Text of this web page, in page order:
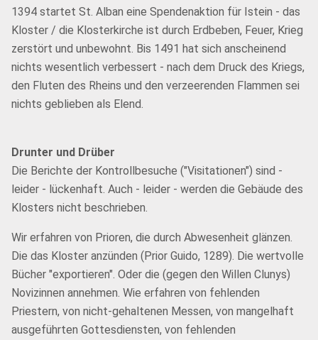
1394 startet St. Alban eine Spendenaktion für Istein - das
Kloster / die Klosterkirche ist durch Erdbeben, Feuer, Krieg
zerstört und unbewohnt. Bis 1491 hat sich anscheinend
nichts wesentlich verbessert - nach dem Druck des Kriegs,
den Fluten des Rheins und den verzeerenden Flammen sei
nichts geblieben als Elend.
Drunter und Drüber
Die Berichte der Kontrollbesuche ("Visitationen") sind -
leider - lückenhaft. Auch - leider - werden die Gebäude des
Klosters nicht beschrieben.
Wir erfahren von Prioren, die durch Abwesenheit glänzen.
Die das Kloster anzünden (Prior Guido, 1289). Die wertvolle
Bücher "exportieren". Oder die (gegen den Willen Clunys)
Novizinnen annehmen. Wie erfahren von fehlenden
Priestern, von nicht-gehaltenen Messen, von mangelhaft
ausgeführten Gottesdiensten, von fehlenden